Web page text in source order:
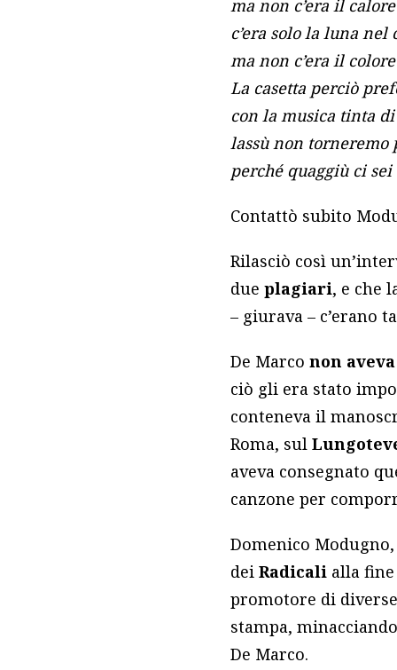
ma non c’era il
c’era solo la luna nel
ma non c’era il
La casetta perciò
con la musica tinta
lassù non torneremo
perché quaggiù ci sei
Contattò subito
Rilasciò così
dueplagiari, e che
– giurava – c’erano
De Marconon
ciò gli era stato
conteneva il
Roma, sul
aveva consegnato
canzone per
Domenico
deiRadicali alla
promotore di
stampa,
De Marco.